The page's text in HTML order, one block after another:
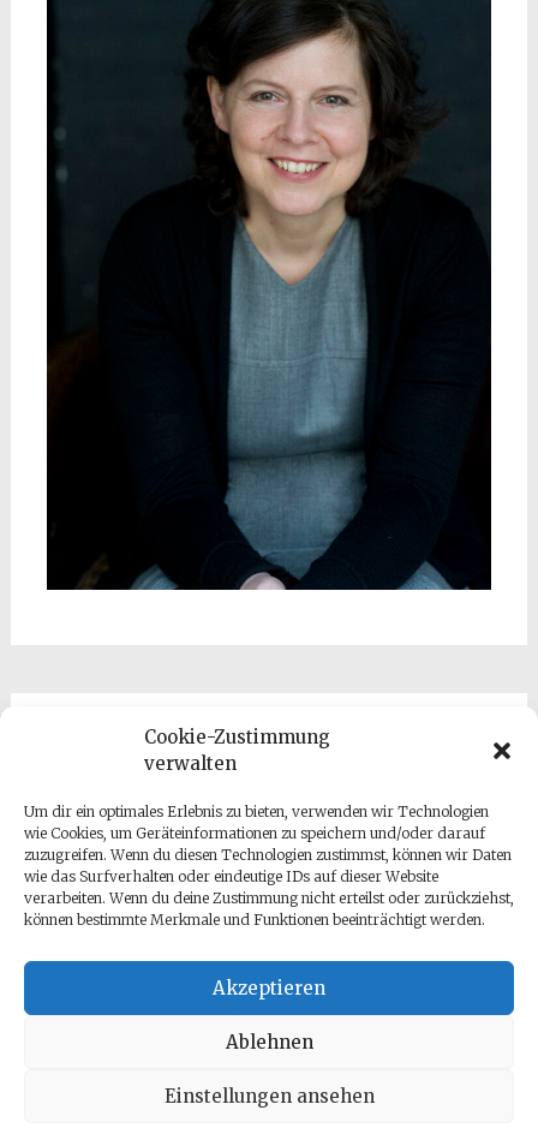
Cookie-Zustimmung
verwalten
Um dir ein optimales Erlebnis zu bieten, verwenden wir Technologien
wie Cookies, um Geräteinformationen zu speichern und/oder darauf
zuzugreifen. Wenn du diesen Technologien zustimmst, können wir Daten
wie das Surfverhalten oder eindeutige IDs auf dieser Website
verarbeiten. Wenn du deine Zustimmung nicht erteilst oder zurückziehst,
können bestimmte Merkmale und Funktionen beeinträchtigt werden.
Akzeptieren
Ablehnen
Einstellungen ansehen
Kontakt
Datenschutz
Impressum
Antje Gumz